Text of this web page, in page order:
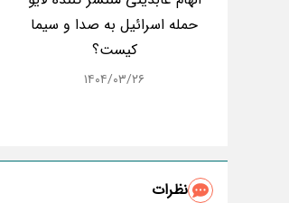
حمله اسرائیل به صدا و سیما
کیست؟
۱۴۰۴/۰۳/۲۶
نظرات